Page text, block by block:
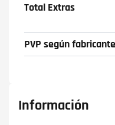
Total Extras
PVP según
Información